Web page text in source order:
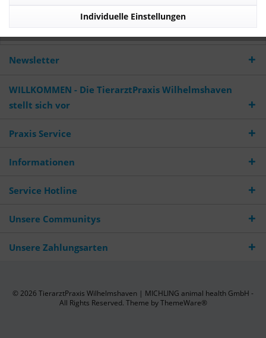
Newsletter
WILLKOMMEN - Die TierarztPraxis Wilhelmshaven
stellt sich vor
Praxis Service
Informationen
Service Hotline
Unsere Communitys
Unsere Zahlungsarten
© 2026 TierarztPraxis Wilhelmshaven | MICHLING animal health GmbH -
All Rights Reserved. Theme byThemeWare®
Individuelle Einstellungen